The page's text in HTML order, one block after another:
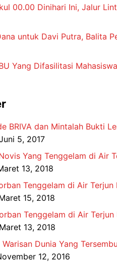
00.00 Dinihari Ini, Jalur
untuk Davi Putra, Balita
Yang Difasilitasi
BRIVA dan Mintalah Bukti
5, 2017
Yang Tenggelam di Air
13, 2018
Tenggelam di Air
15, 2018
Tenggelam di Air
13, 2018
Dunia Yang
12, 2016